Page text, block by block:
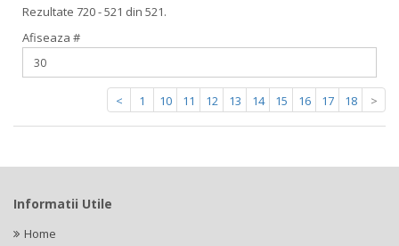
Rezultate 720 - 521 din 521.
Afiseaza #
< 1 10 11 12 13 14 15 16 17 18 >
Informatii Utile
Home